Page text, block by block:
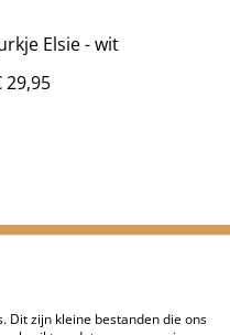
Elsie - wit
29,95
Cookiebeleid
Dit zijn kleine bestanden die ons